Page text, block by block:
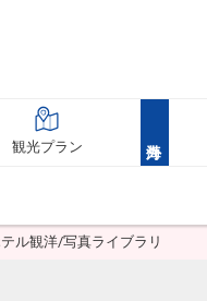
観光プラン
ル観洋/写真ライブラリ